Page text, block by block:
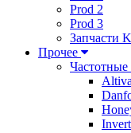
Prod 2
Prod 3
Запчасти
Прочее
Частотные